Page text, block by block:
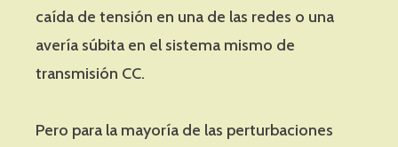
caída de tensión en una de las redes o una
avería súbita en el sistema mismo de
transmisión CC.
Pero para la mayoría de las perturbaciones